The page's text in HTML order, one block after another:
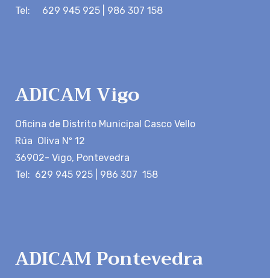
Tel: 629 945 925 | 986 307 158
ADICAM Vigo
Oficina de Distrito Municipal Casco Vello
Rúa Oliva Nº 12
36902- Vigo, Pontevedra
Tel: 629 945 925 | 986 307 158
ADICAM Pontevedra